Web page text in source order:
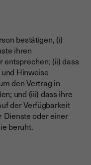
bestätigen, (i)
ihren
entsprechen; (ii) dass
Hinweise
den Vertrag in
und (iii) dass ihre
der Verfügbarkeit
Dienste oder einer
beruht.